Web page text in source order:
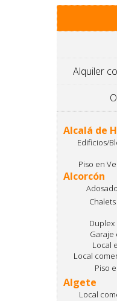
Alquiler
Alcalá de
Edificios/
Piso en
Alcorcón
Garaje
Local
Local
Piso
Algete
Local